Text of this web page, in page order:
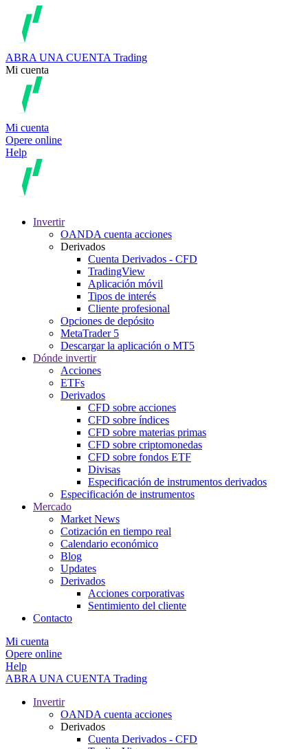
ABRA UNA CUENTA Trading
Mi cuenta
Mi cuenta
Opere online
Help
Invertir
OANDA cuenta acciones
Derivados
Cuenta Derivados - CFD
TradingView
Aplicación móvil
Tipos de interés
Cliente profesional
Opciones de depósito
MetaTrader 5
Descargar la aplicación o MT5
Dónde invertir
Acciones
ETFs
Derivados
CFD sobre acciones
CFD sobre índices
CFD sobre materias primas
CFD sobre criptomonedas
CFD sobre fondos ETF
Divisas
Especificación de instrumentos derivados
Especificación de instrumentos
Mercado
Market News
Cotización en tiempo real
Calendario económico
Blog
Updates
Derivados
Acciones corporativas
Sentimiento del cliente
Contacto
Mi cuenta
Opere online
Help
ABRA UNA CUENTA Trading
Invertir
OANDA cuenta acciones
Derivados
Cuenta Derivados - CFD